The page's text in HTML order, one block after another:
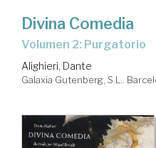
Divina Comedia
Volumen 2: Purgatorio
Alighieri, Dante
Galaxia Gutenberg, S.L..